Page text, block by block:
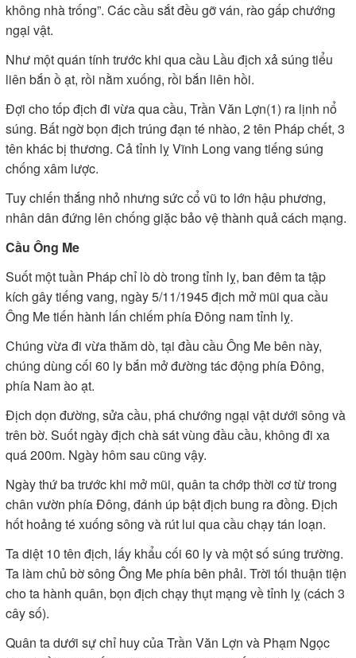
không nhà trống”. Các cầu sắt đều gỡ ván, rào gấp chướng
ngại vật.
Như một quán tính trước khi qua cầu Lầu địch xả súng tiểu
liên bắn ồ ạt, rồi nằm xuống, rồi bắn liên hồi.
Đợi cho tốp địch đi vừa qua cầu, Trần Văn Lợn(1) ra lịnh nổ
súng. Bất ngờ bọn địch trúng đạn té nhào, 2 tên Pháp chết, 3
tên khác bị thương. Cả tỉnh lỵ Vĩnh Long vang tiếng súng
chống xâm lược.
Tuy chiến thắng nhỏ nhưng sức cổ vũ to lớn hậu phương,
nhân dân đứng lên chống giặc bảo vệ thành quả cách mạng.
Cầu Ông Me
Suốt một tuần Pháp chỉ lò dò trong tỉnh lỵ, ban đêm ta tập
kích gây tiếng vang, ngày 5/11/1945 địch mở mũi qua cầu
Ông Me tiến hành lấn chiếm phía Đông nam tỉnh lỵ.
Chúng vừa đi vừa thăm dò, tại đầu cầu Ông Me bên này,
chúng dùng cối 60 ly bắn mở đường tác động phía Đông,
phía Nam ào ạt.
Địch dọn đường, sửa cầu, phá chướng ngại vật dưới sông và
trên bờ. Suốt ngày địch chà sát vùng đầu cầu, không đi xa
quá 200m. Ngày hôm sau cũng vậy.
Ngày thứ ba trước khi mở mũi, quân ta chớp thời cơ từ trong
chân vườn phía Đông, đánh úp bật địch bung ra đồng. Địch
hốt hoảng té xuống sông và rút lui qua cầu chạy tán loạn.
Ta diệt 10 tên địch, lấy khẩu cối 60 ly và một số súng trường.
Ta làm chủ bờ sông Ông Me phía bên phải. Trời tối thuận tiện
cho ta hành quân, bọn địch chạy thụt mạng về tỉnh lỵ (cách 3
cây số).
Quân ta dưới sự chỉ huy của Trần Văn Lợn và Phạm Ngọc